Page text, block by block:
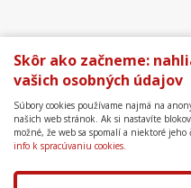
Všeobecné obchodné
Ochrana osobných
Formulár na
Copyright © 2018 - 2026
Skôr ako začneme:
vašich osobných údajov
Súbory cookies používame najmä na
našich web stránok. Ak si nastavíte
možné, že web sa spomalí a niektoré
info k spracúvaniu cookies.